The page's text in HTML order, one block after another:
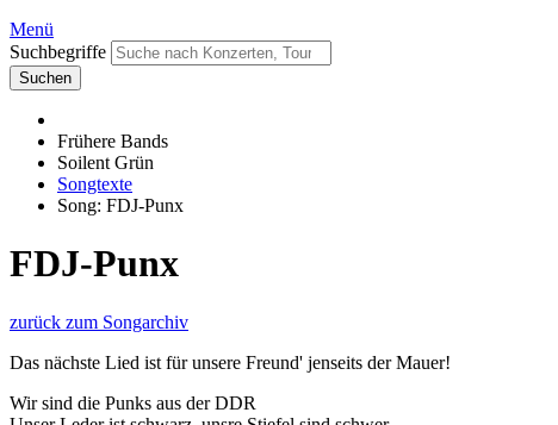
Menü
Suchbegriffe
Suchen
Frühere Bands
Soilent Grün
Songtexte
Song: FDJ-Punx
FDJ-Punx
zurück zum Songarchiv
Das nächste Lied ist für unsere Freund' jenseits der Mauer!
Wir sind die Punks aus der DDR